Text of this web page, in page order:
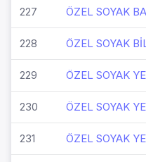
227 ÖZEL SOYAK
228 ÖZEL SOYAK
229 ÖZEL SOYAK
230 ÖZEL SOYAK
231 ÖZEL SOYAK